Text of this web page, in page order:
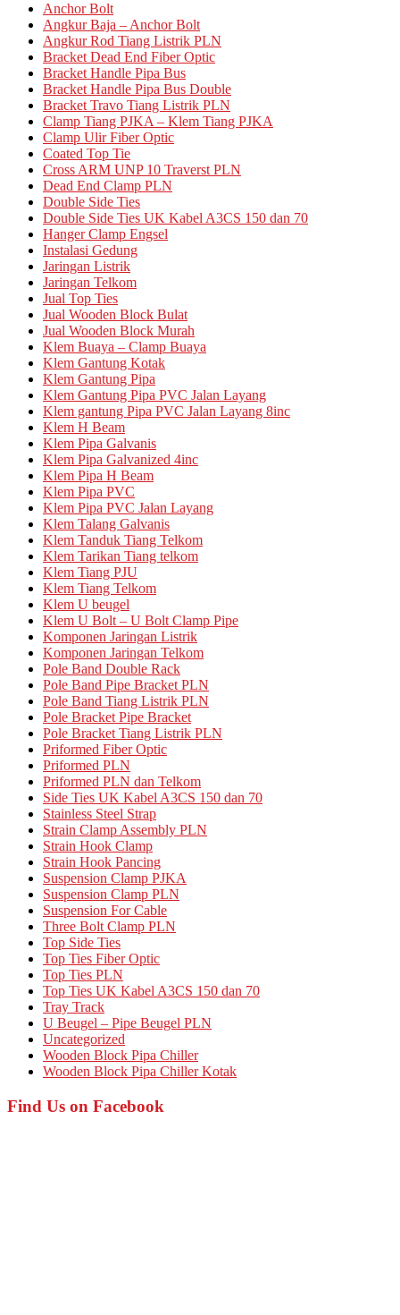
Anchor Bolt
Angkur Baja – Anchor Bolt
Angkur Rod Tiang Listrik PLN
Bracket Dead End Fiber Optic
Bracket Handle Pipa Bus
Bracket Handle Pipa Bus Double
Bracket Travo Tiang Listrik PLN
Clamp Tiang PJKA – Klem Tiang PJKA
Clamp Ulir Fiber Optic
Coated Top Tie
Cross ARM UNP 10 Traverst PLN
Dead End Clamp PLN
Double Side Ties
Double Side Ties UK Kabel A3CS 150 dan 70
Hanger Clamp Engsel
Instalasi Gedung
Jaringan Listrik
Jaringan Telkom
Jual Top Ties
Jual Wooden Block Bulat
Jual Wooden Block Murah
Klem Buaya – Clamp Buaya
Klem Gantung Kotak
Klem Gantung Pipa
Klem Gantung Pipa PVC Jalan Layang
Klem gantung Pipa PVC Jalan Layang 8inc
Klem H Beam
Klem Pipa Galvanis
Klem Pipa Galvanized 4inc
Klem Pipa H Beam
Klem Pipa PVC
Klem Pipa PVC Jalan Layang
Klem Talang Galvanis
Klem Tanduk Tiang Telkom
Klem Tarikan Tiang telkom
Klem Tiang PJU
Klem Tiang Telkom
Klem U beugel
Klem U Bolt – U Bolt Clamp Pipe
Komponen Jaringan Listrik
Komponen Jaringan Telkom
Pole Band Double Rack
Pole Band Pipe Bracket PLN
Pole Band Tiang Listrik PLN
Pole Bracket Pipe Bracket
Pole Bracket Tiang Listrik PLN
Priformed Fiber Optic
Priformed PLN
Priformed PLN dan Telkom
Side Ties UK Kabel A3CS 150 dan 70
Stainless Steel Strap
Strain Clamp Assembly PLN
Strain Hook Clamp
Strain Hook Pancing
Suspension Clamp PJKA
Suspension Clamp PLN
Suspension For Cable
Three Bolt Clamp PLN
Top Side Ties
Top Ties Fiber Optic
Top Ties PLN
Top Ties UK Kabel A3CS 150 dan 70
Tray Track
U Beugel – Pipe Beugel PLN
Uncategorized
Wooden Block Pipa Chiller
Wooden Block Pipa Chiller Kotak
Find Us on Facebook